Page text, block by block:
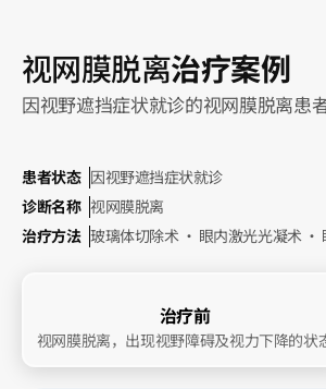
视网膜脱离治疗案例
因视野遮挡症状就诊的视网膜脱离患
患者状态 因视野遮挡症状就诊
诊断名称 视网膜脱离
治疗方法 玻璃体切除术 · 眼内激光光凝术 ·
治疗前
视网膜脱离，出现视野障碍及视力下降的状